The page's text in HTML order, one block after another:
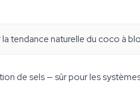
tendance naturelle du coco à
de sels — sûr pour les